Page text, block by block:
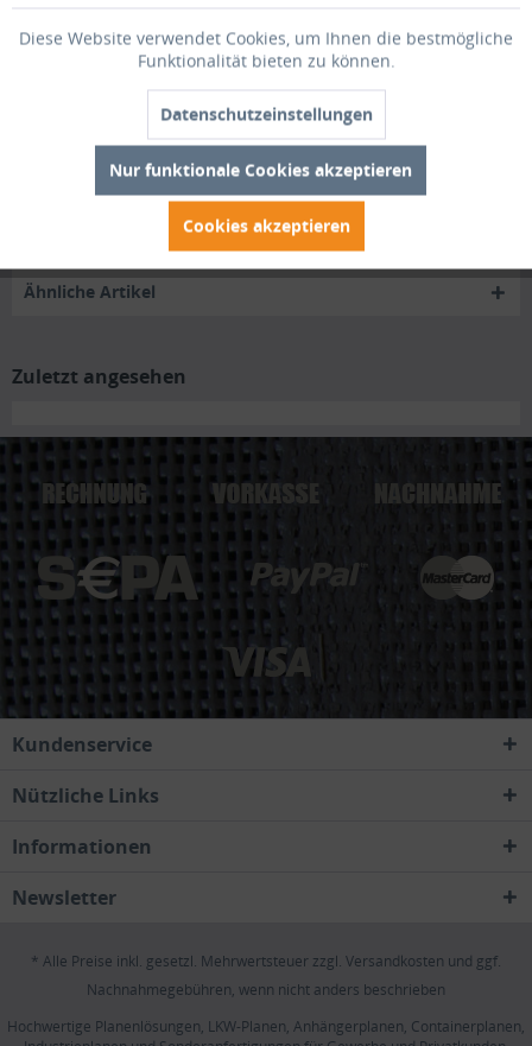
0
Bewertungen lesen, schreiben und diskutieren...
Trusted Shops Bewertungen
Ähnliche Artikel
Zuletzt angesehen
Kundenservice
Nützliche Links
Informationen
Newsletter
* Alle Preise inkl. gesetzl. Mehrwertsteuer zzgl. Versandkosten und ggf.
Nachnahmegebühren, wenn nicht anders beschrieben
Hochwertige Planenlösungen, LKW-Planen, Anhängerplanen, Containerplanen,
Diese Website verwendet Cookies, um Ihnen die bestmögliche
Funktionalität bieten zu können.
Datenschutzeinstellungen
Nur funktionale Cookies akzeptieren
Cookies akzeptieren